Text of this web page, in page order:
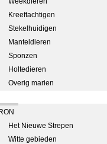
Kreeftachtigen
Stekelhuidigen
Manteldieren
Sponzen
Holtedieren
Overig marien
Het Nieuwe Strepen
Witte gebieden